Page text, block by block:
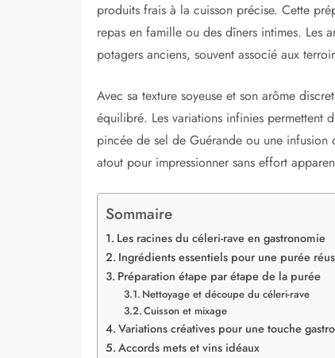
produits frais à la cuisson précise. Cette
repas en famille ou des dîners intimes. Les
potagers anciens, souvent associé aux
Avec sa texture soyeuse et son arôme
équilibré. Les variations infinies permettent
pincée de sel de Guérande ou une
atout pour impressionner sans effort
Sommaire
Les racines du céleri-rave en gastronomie
Ingrédients essentiels pour une purée
Préparation étape par étape de la purée
Nettoyage et découpe du céleri-rave
Cuisson et mixage
Variations créatives pour une touche
Accords mets et vins idéaux